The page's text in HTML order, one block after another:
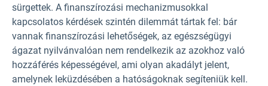
sürgettek. A finanszírozási mechanizmusokkal
kapcsolatos kérdések szintén dilemmát tártak fel: bár
vannak finanszírozási lehetőségek, az egészségügyi
ágazat nyilvánvalóan nem rendelkezik az azokhoz való
hozzáférés képességével, ami olyan akadályt jelent,
amelynek leküzdésében a hatóságoknak segíteniük kell.